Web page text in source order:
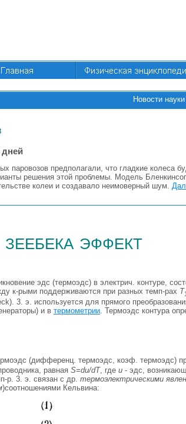
Новости
дней
паровозов предполагали, что гладкие колеса
решения этой проблемы. Модель
колеи и создавало неимоверный шум.
зеебека эффект
эдс (термоэдс) в электрич. контуре,
к-рыми поддерживаются при разных темп-pax T1
3. э. используется для прямого
и в термометрии . Термоэдс контура
(дифференц. термоэдс, коэф. термоэдс)
равная S=du/dT, где и - эдс,
р. 3. э. связан с др. термоэлектрическими
)соотношениями Кельвина: